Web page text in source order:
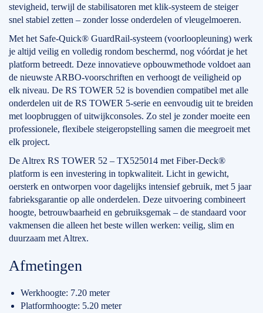
stevigheid, terwijl de stabilisatoren met klik-systeem de steiger
snel stabiel zetten – zonder losse onderdelen of vleugelmoeren.
Met het Safe-Quick® GuardRail-systeem (voorloopleuning) werk
je altijd veilig en volledig rondom beschermd, nog vóórdat je het
platform betreedt. Deze innovatieve opbouwmethode voldoet aan
de nieuwste ARBO-voorschriften en verhoogt de veiligheid op
elk niveau. De RS TOWER 52 is bovendien compatibel met alle
onderdelen uit de RS TOWER 5-serie en eenvoudig uit te breiden
met loopbruggen of uitwijkconsoles. Zo stel je zonder moeite een
professionele, flexibele steigeropstelling samen die meegroeit met
elk project.
De Altrex RS TOWER 52 – TX525014 met Fiber-Deck®
platform is een investering in topkwaliteit. Licht in gewicht,
oersterk en ontworpen voor dagelijks intensief gebruik, met 5 jaar
fabrieksgarantie op alle onderdelen. Deze uitvoering combineert
hoogte, betrouwbaarheid en gebruiksgemak – de standaard voor
vakmensen die alleen het beste willen werken: veilig, slim en
duurzaam met Altrex.
Afmetingen
Werkhoogte: 7.20 meter
Platformhoogte: 5.20 meter